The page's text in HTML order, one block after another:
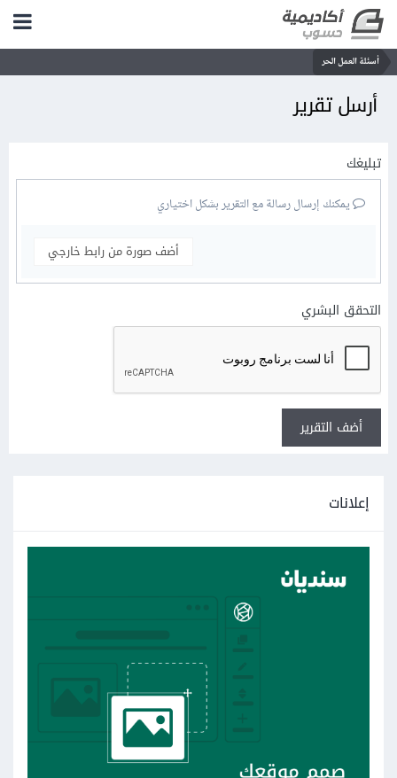
أسئلة العمل الحر
أرسل تقرير
تبليغك
يمكنك إرسال رسالة مع التقرير بشكل اختياري
أضف صورة من رابط خارجي
التحقق البشري
أضف التقرير
إعلانات